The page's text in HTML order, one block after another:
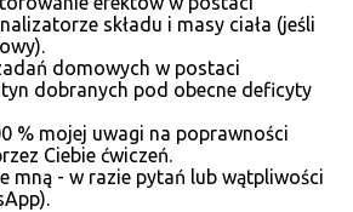
składu i masy ciała (jeśli
domowych w postaci
dobranych pod obecne deficyty
% mojej uwagi na poprawności
Ciebie ćwiczeń.
mną - w razie pytań lub wątpliwości